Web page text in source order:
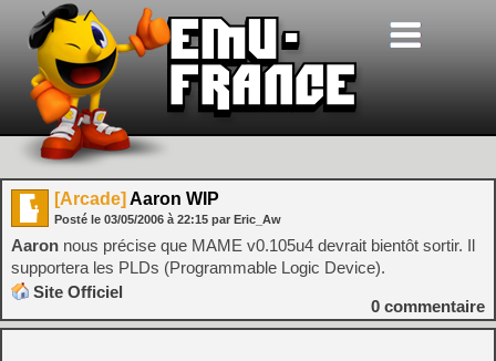
[Arcade] Aaron WIP
Posté le 03/05/2006 à 22:15 par Eric_Aw
Aaron nous précise que MAME v0.105u4 devrait bientôt sortir. Il
supportera les PLDs (Programmable Logic Device).
Site Officiel
0 commentaire